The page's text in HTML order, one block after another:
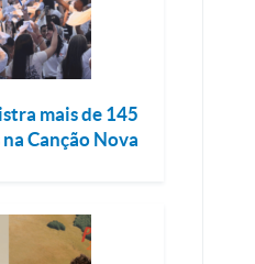
mais de 145
Canção Nova